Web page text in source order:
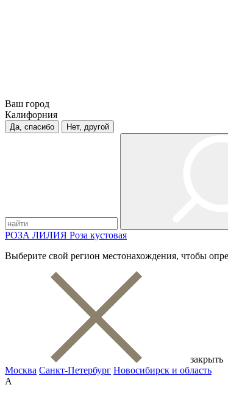
Ваш город
Калифорния
Да, спасибо Нет, другой
РОЗА ЛИЛИЯ Роза кустовая
Выберите свой регион местонахождения, чтобы
закрыть
Москва Санкт-Петербург Новосибирск и область
А